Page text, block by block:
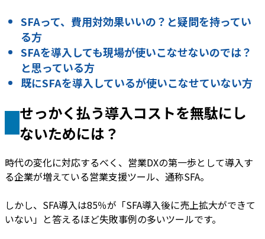
SFAって、費用対効果いいの？と疑問を持ってい
る方
SFAを導入しても現場が使いこなせないのでは？
と思っている方
既にSFAを導入しているが使いこなせていない方
せっかく払う導入コストを無駄にし
ないためには？
時代の変化に対応するべく、営業DXの第一歩として導入す
る企業が増えている営業支援ツール、通称SFA。
しかし、SFA導入は85％が「SFA導入後に売上拡大ができて
いない」と答えるほど失敗事例の多いツールです。